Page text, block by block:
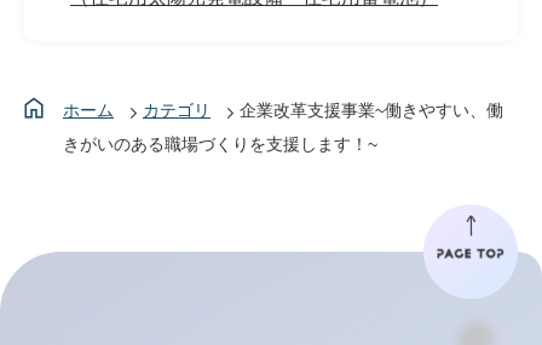
ホーム カテゴリ
企業改革支援事業~働きやすい、働
きがいのある職場づくりを支援します！~